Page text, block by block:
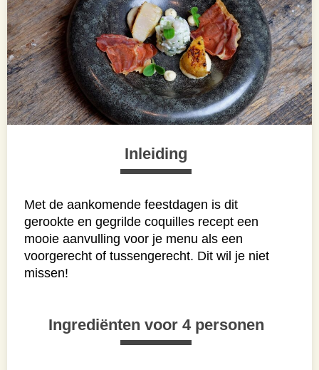
Inleiding
Met de aankomende feestdagen is dit
gerookte en gegrilde coquilles recept een
mooie aanvulling voor je menu als een
voorgerecht of tussengerecht. Dit wil je niet
missen!
Ingrediënten voor 4 personen